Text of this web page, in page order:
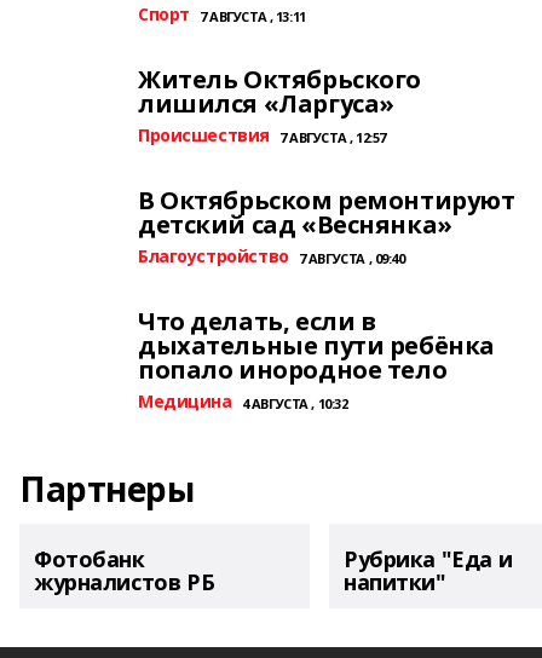
Спорт 7 АВГУСТА , 13:11
Житель Октябрьского
лишился «Ларгуса»
Происшествия 7 АВГУСТА , 12:57
В Октябрьском ремонтируют
детский сад «Веснянка»
Благоустройство 7 АВГУСТА , 09:40
Что делать, если в
дыхательные пути ребёнка
попало инородное тело
Медицина 4 АВГУСТА , 10:32
Партнеры
Фотобанк
журналистов РБ
Рубрика "Еда и
напитки"